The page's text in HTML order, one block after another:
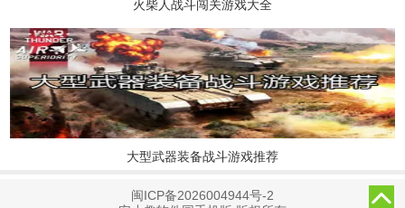
火柴人战斗闯关游戏大全
大型武器装备战斗游戏推荐
闽ICP备2026004944号-2